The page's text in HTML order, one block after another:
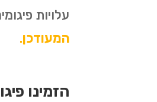
עלויות
המעודכן.
הזמינו